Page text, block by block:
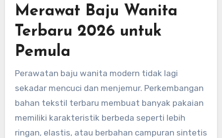
Merawat Baju Wanita
Terbaru 2026 untuk
Pemula
Perawatan baju wanita modern tidak lagi
sekadar mencuci dan menjemur. Perkembangan
bahan tekstil terbaru membuat banyak pakaian
memiliki karakteristik berbeda seperti lebih
ringan, elastis, atau berbahan campuran sintetis